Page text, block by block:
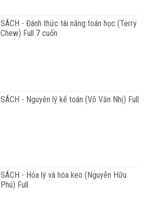
SÁCH - Đánh thức tài năng toán học (Terry
Chew) Full 7 cuốn
SÁCH - Nguyên lý kế toán (Võ Văn Nhị) Full
SÁCH - Hóa lý và hóa keo (Nguyễn Hữu
Phú) Full